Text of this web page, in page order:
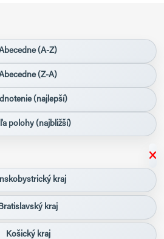
(A-Z)
(Z-A)
(najlepší)
polohy (najbližší)
kraj
kraj
Košický kraj